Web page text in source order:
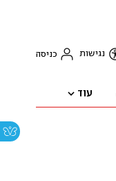
נגישות כניסה
עוד